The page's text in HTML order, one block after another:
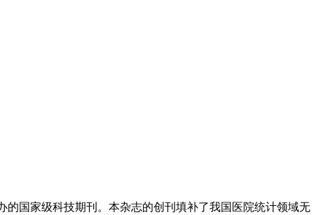
国家级科技期刊。本杂志的创刊填补了我国医院统计领域无